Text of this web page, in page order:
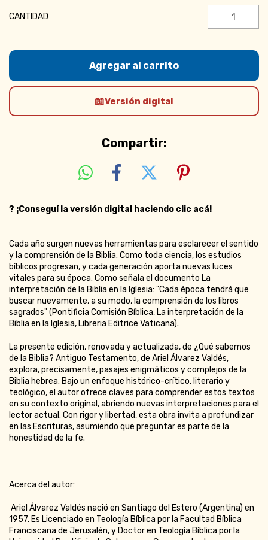
CANTIDAD
Versión digital
Compartir:
? ¡Conseguí la versión digital haciendo clic acá!
Cada año surgen nuevas herramientas para esclarecer el sentido
y la comprensión de la Biblia. Como toda ciencia, los estudios
bíblicos progresan, y cada generación aporta nuevas luces
vitales para su época. Como señala el documento La
interpretación de la Biblia en la Iglesia: "Cada época tendrá que
buscar nuevamente, a su modo, la comprensión de los libros
sagrados" (Pontificia Comisión Bíblica, La interpretación de la
Biblia en la Iglesia, Libreria Editrice Vaticana).
La presente edición, renovada y actualizada, de ¿Qué sabemos
de la Biblia? Antiguo Testamento, de Ariel Álvarez Valdés,
explora, precisamente, pasajes enigmáticos y complejos de la
Biblia hebrea. Bajo un enfoque histórico-crítico, literario y
teológico, el autor ofrece claves para comprender estos textos
en su contexto original, abriendo nuevas interpretaciones para el
lector actual. Con rigor y libertad, esta obra invita a profundizar
en las Escrituras, asumiendo que preguntar es parte de la
honestidad de la fe.
Acerca del autor:
Ariel Álvarez Valdés nació en Santiago del Estero (Argentina) en
1957. Es Licenciado en Teología Bíblica por la Facultad Bíblica
Franciscana de Jerusalén, y Doctor en Teología Bíblica por la